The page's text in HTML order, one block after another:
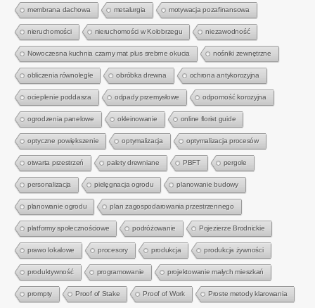
membrana dachowa metalurgia motywacja pozafinansowa
nieruchomości nieruchomości w Kołobrzegu niezawodność
Nowoczesna kuchnia czarny mat plus srebrne okucia nośniki zewnętrzne
obliczenia równoległe obróbka drewna ochrona antykorozyjna
ocieplenie poddasza odpady przemysłowe odporność korozyjna
ogrodzenia panelowe okleinowanie online florist guide
optyczne powiększenie optymalizacja optymalizacja procesów
otwarta przestrzeń palety drewniane PBFT pergole
personalizacja pielęgnacja ogrodu planowanie budowy
planowanie ogrodu plan zagospodarowania przestrzennego
platformy społecznościowe podróżowanie Pojezierze Brodnickie
prawo lokalowe procesory produkcja produkcja żywności
produktywność programowanie projektowanie małych mieszkań
prompty Proof of Stake Proof of Work Proste metody klarowania